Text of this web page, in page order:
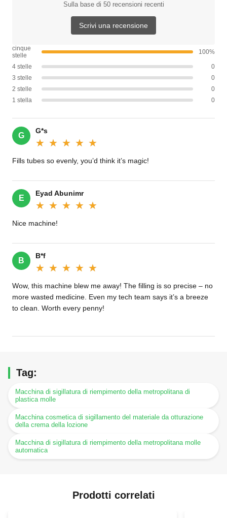
Sulla base di 50 recensioni recenti
Scrivi una recensione
cinque
stelle
100%
4 stelle
0
3 stelle
0
2 stelle
0
1 stella
0
G
G*s
★★★★★
★★★★★
Fills tubes so evenly, you’d think it’s magic!‌
E
Eyad Abunimr
★★★★★
★★★★★
Nice machine!
B
B*f
★★★★★
★★★★★
Wow, this machine blew me away! The filling is so precise – no
more wasted medicine. Even my tech team says it’s a breeze
to clean. Worth every penny!
Tag:
Macchina di sigillatura di riempimento della metropolitana di
plastica molle
Macchina cosmetica di sigillamento del materiale da otturazione
della crema della lozione
Macchina di sigillatura di riempimento della metropolitana molle
automatica
Prodotti correlati